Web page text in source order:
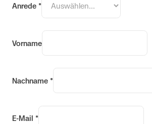
Anrede *
Vorname
Nachname *
E-Mail *